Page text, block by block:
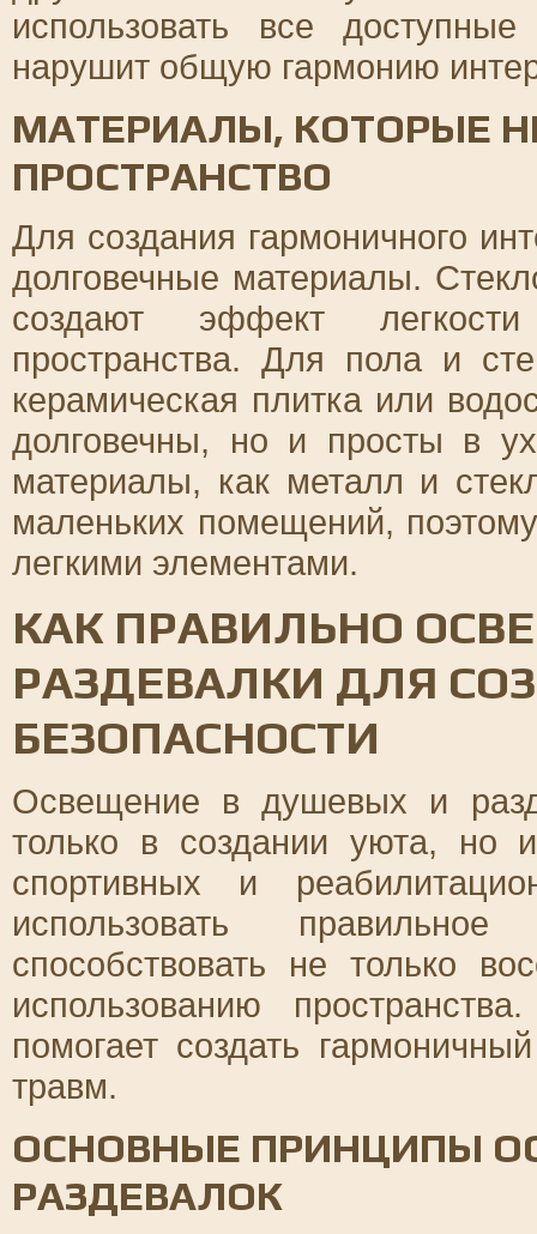
использовать все
нарушит общую гармонию
МАТЕРИАЛЫ, КОТОРЫЕ
ПРОСТРАНСТВО
Для создания гармоничного
долговечные материалы.
создают эффект
пространства. Для пола и
керамическая плитка или
долговечны, но и просты в
материалы, как металл и
маленьких помещений,
легкими элементами.
КАК ПРАВИЛЬНО
РАЗДЕВАЛКИ ДЛЯ
БЕЗОПАСНОСТИ
Освещение в душевых и
только в создании уюта, но
спортивных и
использовать
способствовать не только
использованию
помогает создать
травм.
ОСНОВНЫЕ ПРИНЦИПЫ
РАЗДЕВАЛОК